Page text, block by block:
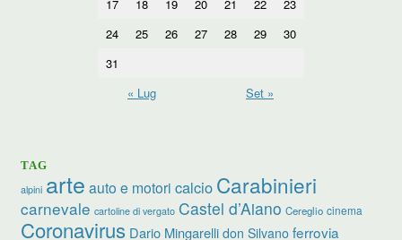
17
18 19 20 21 22
23
24
25 26 27 28 29
30
31
« Lug
Set »
TAG
alpini arte auto e motori calcio Carabinieri
carnevale cartoline di vergato Castel d’Aiano Cereglio cinema
Coronavirus Dario Mingarelli don Silvano ferrovia